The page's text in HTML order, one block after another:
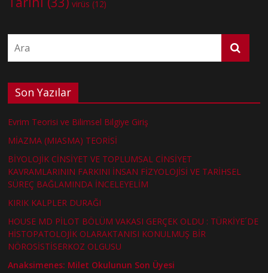
virüs (12)
Son Yazılar
Evrim Teorisi ve Bilimsel Bilgiye Giriş
MİAZMA (MIASMA) TEORİSİ
BİYOLOJİK CİNSİYET VE TOPLUMSAL CİNSİYET
KAVRAMLARININ FARKINI İNSAN FİZYOLOJİSİ VE TARİHSEL
SÜREÇ BAĞLAMINDA İNCELEYELİM
KIRIK KALPLER DURAĞI
HOUSE MD PİLOT BÖLÜM VAKASI GERÇEK OLDU : TÜRKİYE´DE
HİSTOPATOLOJİK OLARAKTANISI KONULMUŞ BİR
NÖROSİSTİSERKOZ OLGUSU
Anaksimenes: Milet Okulunun Son Üyesi